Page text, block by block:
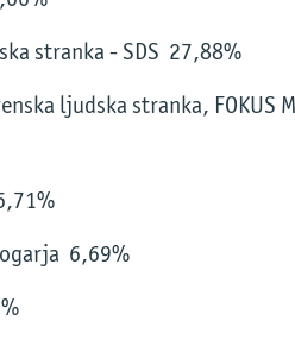
stranka - SDS 27,88%
ljudska stranka, FOKUS
6,69%